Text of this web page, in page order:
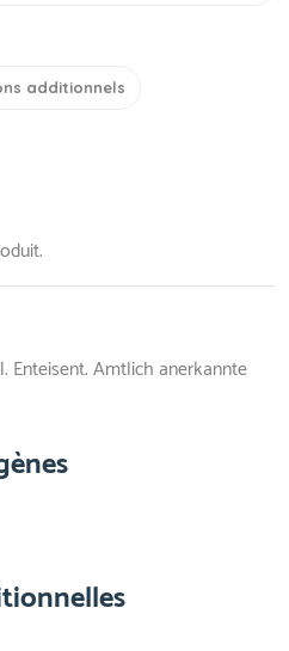
additionnels
Enteisent. Amtlich anerkannte